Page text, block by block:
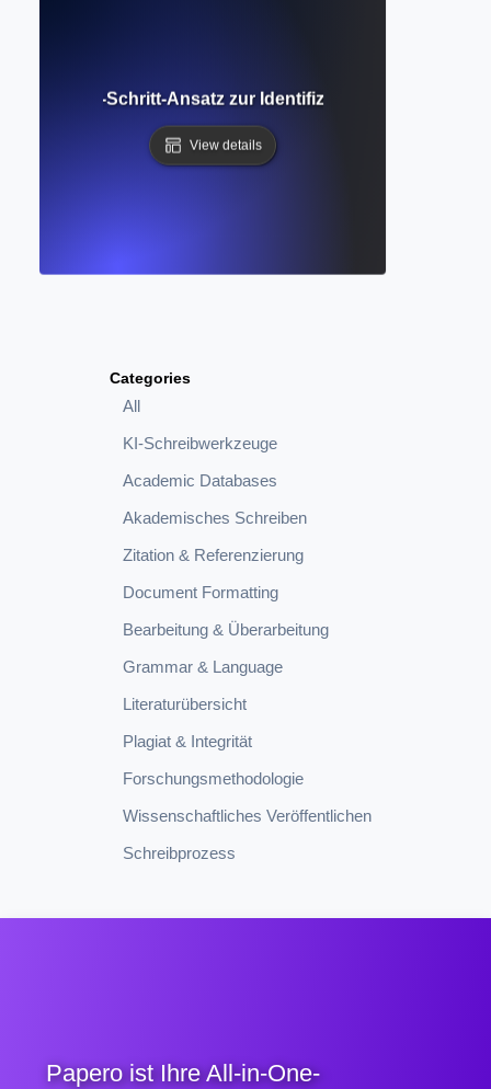
Categories
All
KI-Schreibwerkzeuge
Academic Databases
Akademisches Schreiben
Zitation & Referenzierung
Document Formatting
Bearbeitung & Überarbeitung
Grammar & Language
Literaturübersicht
Plagiat & Integrität
Forschungsmethodologie
Wissenschaftliches Veröffentlichen
Schreibprozess
Schritt-für-Schritt-Ansatz zur Identifizierung von
View details
Papero ist Ihre All-in-One-